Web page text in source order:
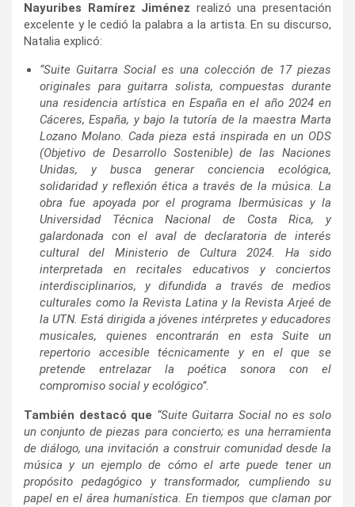
Nayuribes Ramírez Jiménez realizó una presentación
excelente y le cedió la palabra a la artista. En su discurso,
Natalia explicó:
“Suite Guitarra Social es una colección de 17 piezas
originales para guitarra solista, compuestas durante
una residencia artística en España en el año 2024 en
Cáceres, España, y bajo la tutoría de la maestra Marta
Lozano Molano. Cada pieza está inspirada en un ODS
(Objetivo de Desarrollo Sostenible) de las Naciones
Unidas, y busca generar conciencia ecológica,
solidaridad y reflexión ética a través de la música. La
obra fue apoyada por el programa Ibermúsicas y la
Universidad Técnica Nacional de Costa Rica, y
galardonada con el aval de declaratoria de interés
cultural del Ministerio de Cultura 2024. Ha sido
interpretada en recitales educativos y conciertos
interdisciplinarios, y difundida a través de medios
culturales como la Revista Latina y la Revista Arjeé de
la UTN. Está dirigida a jóvenes intérpretes y educadores
musicales, quienes encontrarán en esta Suite un
repertorio accesible técnicamente y en el que se
pretende entrelazar la poética sonora con el
compromiso social y ecológico”.
También destacó que “Suite Guitarra Social no es solo
un conjunto de piezas para concierto; es una herramienta
de diálogo, una invitación a construir comunidad desde la
música y un ejemplo de cómo el arte puede tener un
propósito pedagógico y transformador, cumpliendo su
papel en el área humanística. En tiempos que claman por